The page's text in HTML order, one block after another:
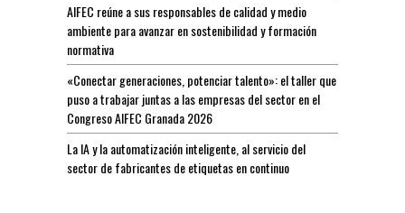
AIFEC reúne a sus responsables de calidad y medio
ambiente para avanzar en sostenibilidad y formación
normativa
«Conectar generaciones, potenciar talento»: el taller que
puso a trabajar juntas a las empresas del sector en el
Congreso AIFEC Granada 2026
La IA y la automatización inteligente, al servicio del
sector de fabricantes de etiquetas en continuo